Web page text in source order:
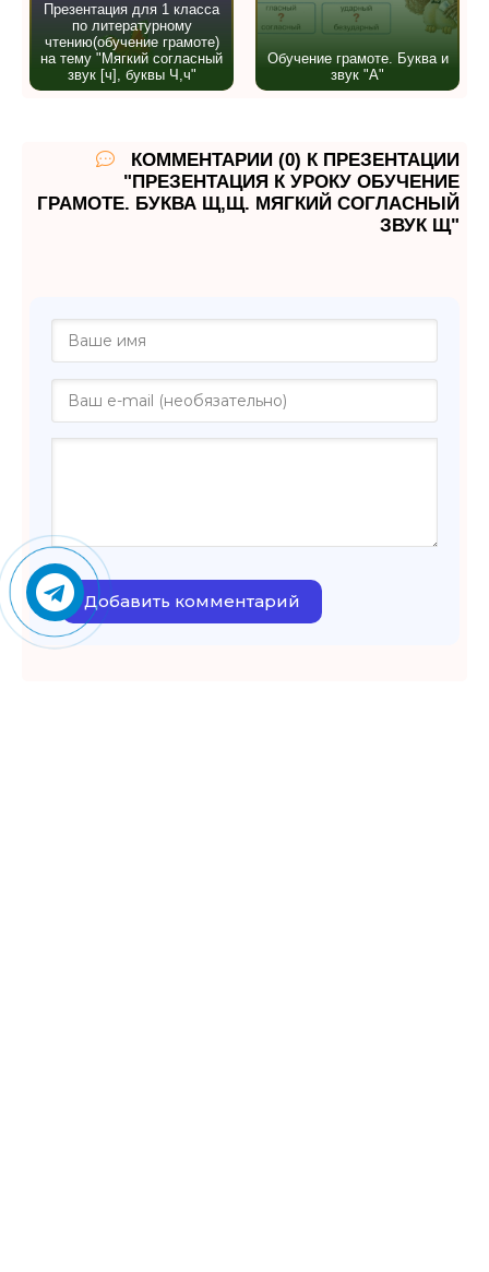
Презентация для 1 класса
по литературному
чтению(обучение грамоте)
на тему "Мягкий согласный
звук [ч], буквы Ч,ч"
Обучение грамоте. Буква и
звук "А"
КОММЕНТАРИИ (0) К ПРЕЗЕНТАЦИИ
"ПРЕЗЕНТАЦИЯ К УРОКУ ОБУЧЕНИЕ
ГРАМОТЕ. БУКВА Щ,Щ. МЯГКИЙ СОГЛАСНЫЙ
ЗВУК Щ"
Добавить комментарий